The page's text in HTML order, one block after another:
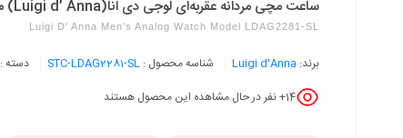
ساعت مچی مردانه عقربه‌ای لوجی دی انا(Luigi d’ Anna) مدل LDAG2281-SL
Luigi D' Anna Men's Analog Watch Model LDAG2281-SL
برند: Luigi d'Anna شناسه محصول : STC-LDAG2281-SL دسته :
14+ نفر در حال مشاهده این محصول هستند